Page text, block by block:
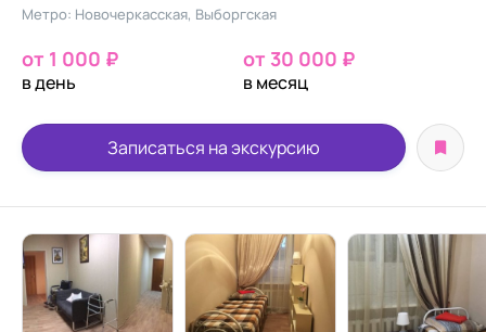
Метро: Новочеркасская, Выборгская
от 1 000 ₽
в день
от 30 000 ₽
в месяц
Записаться на экскурсию